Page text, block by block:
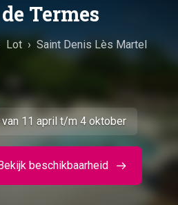
Termes
Lot › Saint Denis Lès Martel
11 april t/m 4 oktober
beschikbaarheid
CARTO